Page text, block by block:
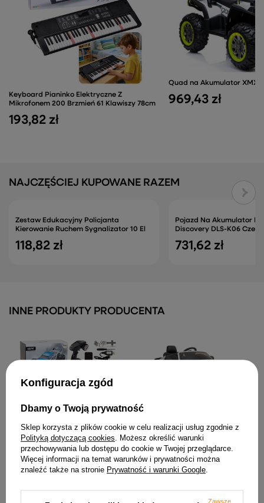
Keyboard Pianinko Elektryczne Z
Mikrofonem 200 Brzmień 61 Klawiszy 78cm
193,82 zł
Quad na Akumulator
969,43 zł
NAJCZĘŚCIEJ KUPOWANE RAZEM
Zestaw Edukacyjny Policjanta
Kierowanie Ruchem Sygnalizator 10 El
118,82 zł
Pojazd Na Akumulator
Discovery DLS-K06
731,62 zł
INNE PRODUKTY PRODUCENTA
Rabbits RC Napęd Na 4
Koła Niebieski 2.4G
361,20 zł
Mustang GT Drift SX2038
Pilot Świtła LED MP3 Biały
1 573,98 zł
Konfiguracja zgód
Dbamy o Twoją prywatność
Sklep korzysta z plików cookie w celu realizacji usług zgodnie z
Polityką dotyczącą cookies . Możesz określić warunki
przechowywania lub dostępu do cookie w Twojej przeglądarce.
Więcej informacji na temat warunków i prywatności można
znaleźć także na stronie Prywatność i warunki Google
Zawsze